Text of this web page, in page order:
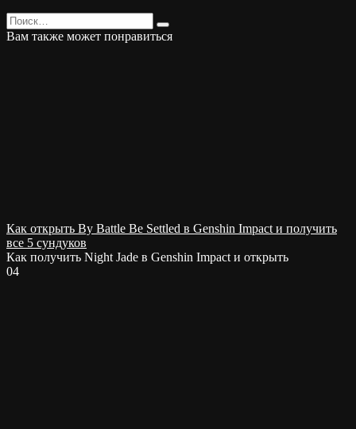
Search
for:
Вам также может понравиться
Как открыть By Battle Be Settled в Genshin Impact и получить
все 5 сундуков
Как получить Night Jade в Genshin Impact и открыть
04